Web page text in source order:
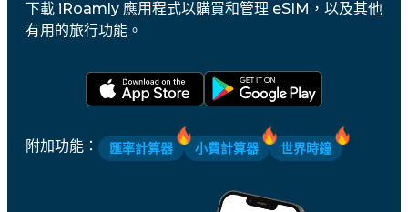
下載 iRoamly 應用程式以購買和管理 eSIM，以及其他
有用的旅行功能。
附加功能 ： 匯率計算器 小費計算器 世界時鐘